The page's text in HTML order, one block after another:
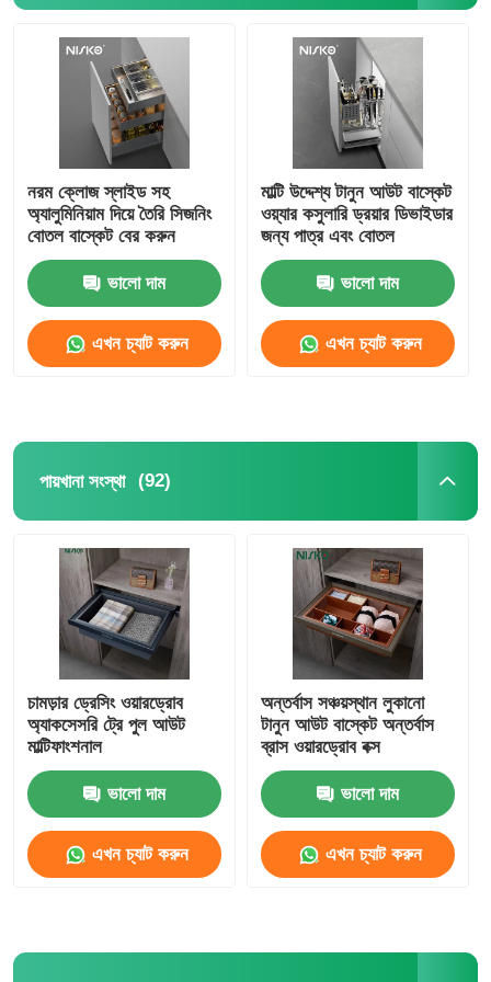
থালাবাসনের ট্রে
মন্ত্রিসভা LED আলো
রান্নাঘরের ডাস্টবিন
চালের পাত্রে
নরম ক্লোজ স্লাইড সহ
অ্যালুমিনিয়াম দিয়ে তৈরি সিজনিং
বোতল বাস্কেট বের করুন
ভালো দাম
এখন চ্যাট করুন
মাল্টি উদ্দেশ্য টানুন আউট বাস্কেট
ওয়্যার কসুলারি ড্রয়ার ডিভাইডার
জন্য পাত্র এবং বোতল
ভালো দাম
এখন চ্যাট করুন
পায়খানা সংস্থা (92)
চামড়ার ড্রেসিং ওয়ারড্রোব
অ্যাকসেসরি ট্রে পুল আউট
মাল্টিফাংশনাল
ভালো দাম
এখন চ্যাট করুন
অন্তর্বাস সঞ্চয়স্থান লুকানো
টানুন আউট বাস্কেট অন্তর্বাস
ব্রাস ওয়ারড্রোব বক্স
ভালো দাম
এখন চ্যাট করুন